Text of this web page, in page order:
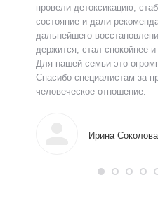
провели детоксикацию,
состояние и дали
дальнейшего
держится, стал спокойнее и
Для нашей семьи это
Спасибо специалистам за
человеческое отношение.
Ирина Соколова